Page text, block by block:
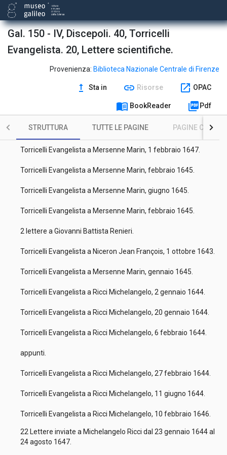
Gal. 150 - IV, Discepoli. 40, Torricelli
Evangelista. 20, Lettere scientifiche.
Provenienza: Biblioteca Nazionale Centrale di Firenze
upgrade Sta in link Risorse open_in_new OPAC
menu_book BookReader picture_as_pdf Pdf
STRUTTURA TUTTE LE PAGINE PAGINE CON
Torricelli Evangelista a Carcavy Pierre (de), febbraio 1645.
Torricelli Evangelista a Mersenne Marin, 1 maggio 1644.
Torricelli Evangelista a Mersenne Marin, 7 luglio 1646.
Torricelli Evangelista a Mersenne Marin, 7 luglio 1646.
Torricelli Evangelista a Mersenne Marin, settembre 1643.
Torricelli Evangelista a Mersenne Marin, 1 maggio 1644.
Torricelli Evangelista a Mersenne Marin, febbraio 1645.
Torricelli Evangelista a Mersenne Marin, 1 febbraio 1647.
Torricelli Evangelista a Mersenne Marin, febbraio 1645.
Torricelli Evangelista a Mersenne Marin, giugno 1645.
Torricelli Evangelista a Mersenne Marin, febbraio 1645.
2 lettere a Giovanni Battista Renieri.
Torricelli Evangelista a Niceron Jean François, 1 ottobre 1643.
Torricelli Evangelista a Mersenne Marin, gennaio 1645.
Torricelli Evangelista a Ricci Michelangelo, 2 gennaio 1644.
Torricelli Evangelista a Ricci Michelangelo, 20 gennaio 1644.
Torricelli Evangelista a Ricci Michelangelo, 6 febbraio 1644.
appunti.
Torricelli Evangelista a Ricci Michelangelo, 27 febbraio 1644.
Torricelli Evangelista a Ricci Michelangelo, 11 giugno 1644.
Torricelli Evangelista a Ricci Michelangelo, 10 febbraio 1646.
22 Lettere inviate a Michelangelo Ricci dal 23 gennaio 1644 al
24 agosto 1647.